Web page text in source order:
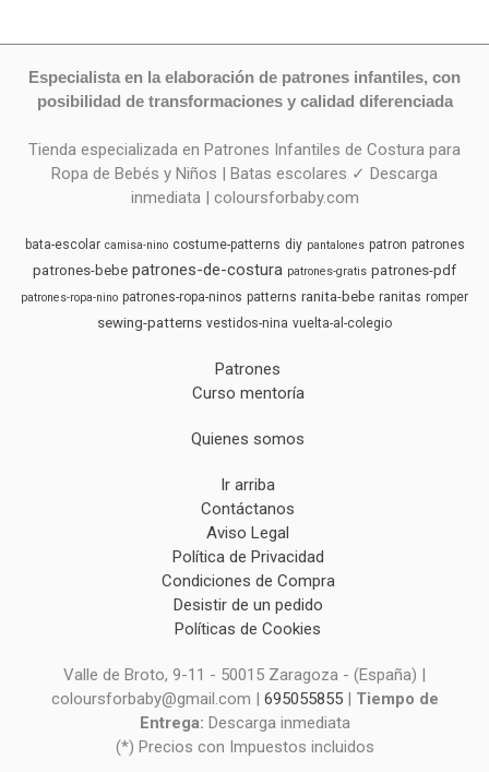
Especialista en la elaboración de patrones infantiles, con
posibilidad de transformaciones y calidad diferenciada
Tienda especializada en Patrones Infantiles de Costura para
Ropa de Bebés y Niños | Batas escolares ✓ Descarga
inmediata | coloursforbaby.com
bata-escolar camisa-nino costume-patterns diy pantalones patron patrones
patrones-bebe patrones-de-costura patrones-gratis patrones-pdf
patrones-ropa-nino patrones-ropa-ninos patterns ranita-bebe ranitas romper
sewing-patterns vestidos-nina vuelta-al-colegio
Patrones
Curso mentoría
Quienes somos
Ir arriba
Contáctanos
Aviso Legal
Política de Privacidad
Condiciones de Compra
Desistir de un pedido
Políticas de Cookies
Valle de Broto, 9-11 - 50015 Zaragoza - (España) |
coloursforbaby@gmail.com | 695055855| Tiempo de
Entrega: Descarga inmediata
(*) Precios con Impuestos incluidos